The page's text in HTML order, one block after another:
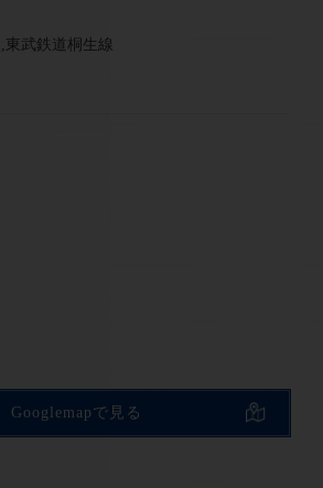
東武鉄道桐生線
Googlemapで見る